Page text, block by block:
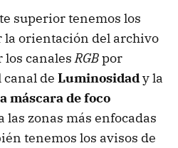
superior tenemos los
la orientación del archivo
los canalesRGBpor
canal de Luminosidady la
máscara de foco
las zonas más enfocadas
tenemos los avisos de